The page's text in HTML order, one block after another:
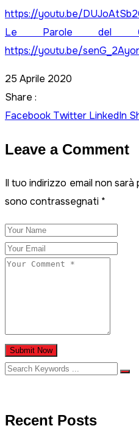
https://youtu.be/
Le Parole del
https://youtu.be/
25 Aprile 2020
Share :
Facebook Twitter LinkedIn
Leave a Comment
Il tuo indirizzo email non sarà
sono contrassegnati *
Submit Now
Recent Posts